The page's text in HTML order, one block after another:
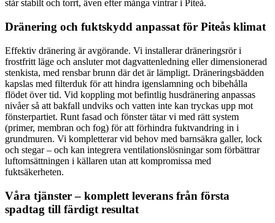
står stabilt och torrt, även efter många vintrar i Piteå.
Dränering och fuktskydd anpassat för Piteås klimat
Effektiv dränering är avgörande. Vi installerar dräneringsrör i
frostfritt läge och ansluter mot dagvattenledning eller dimensionerad
stenkista, med rensbar brunn där det är lämpligt. Dräneringsbädden
kapslas med filterduk för att hindra igenslamning och bibehålla
flödet över tid. Vid koppling mot befintlig husdränering anpassas
nivåer så att bakfall undviks och vatten inte kan tryckas upp mot
fönsterpartiet. Runt fasad och fönster tätar vi med rätt system
(primer, membran och fog) för att förhindra fuktvandring in i
grundmuren. Vi kompletterar vid behov med barnsäkra galler, lock
och stegar – och kan integrera ventilationslösningar som förbättrar
luftomsättningen i källaren utan att kompromissa med
fuktsäkerheten.
Våra tjänster – komplett leverans från första
spadtag till färdigt resultat